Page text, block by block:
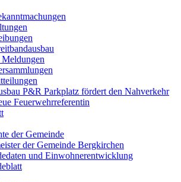
P&R Parkplatz fördert den Nahverkehr
Feuerwehrreferentin
der Gemeinde
der Gemeinde Bergkirchen
und Einwohnerentwicklung